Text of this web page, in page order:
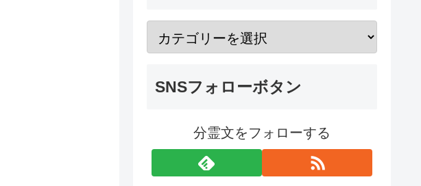
SNSフォローボタン
分霊文をフォローする